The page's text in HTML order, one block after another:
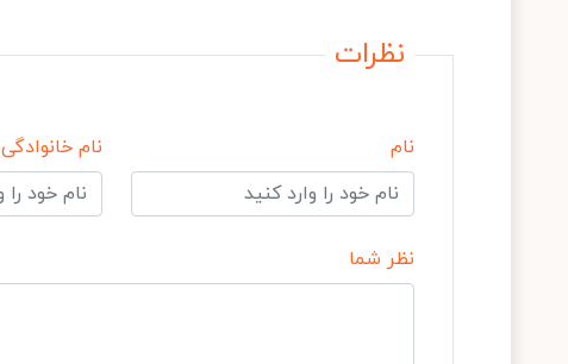
نظرات
نام نام خانوادگی
نظر شما